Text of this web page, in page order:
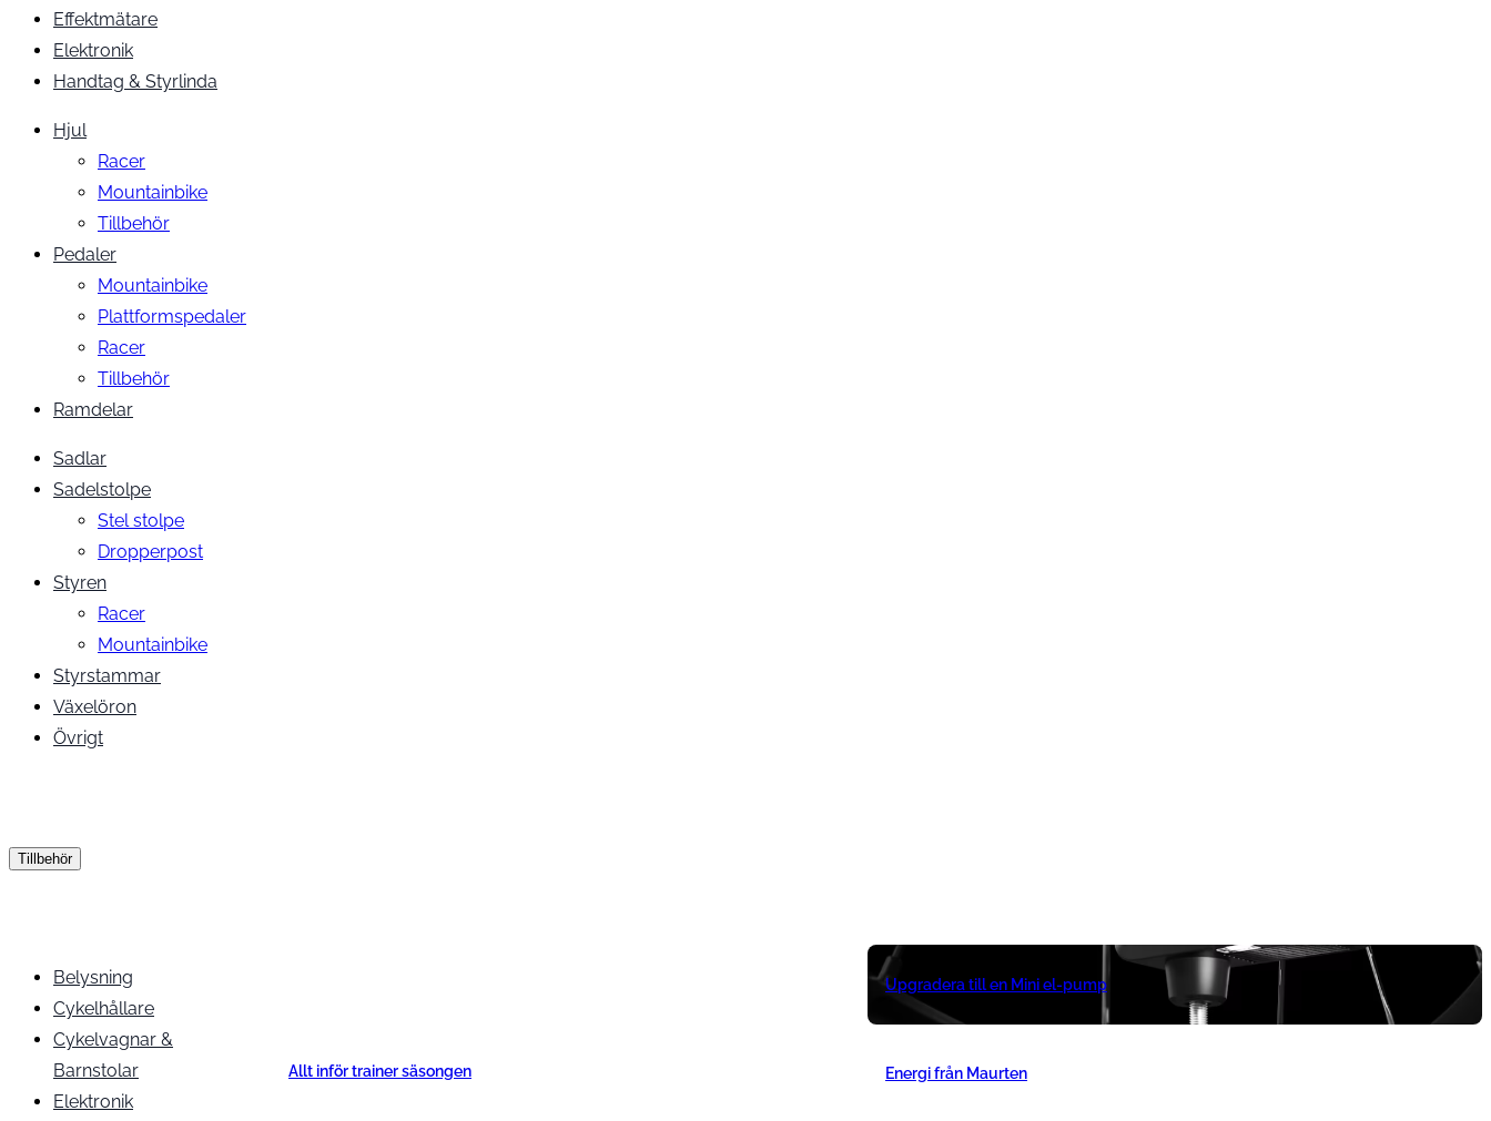
Effektmätare
Elektronik
Handtag & Styrlinda
Hjul
Racer
Mountainbike
Tillbehör
Pedaler
Mountainbike
Plattformspedaler
Racer
Tillbehör
Ramdelar
Sadlar
Sadelstolpe
Stel stolpe
Dropperpost
Styren
Racer
Mountainbike
Styrstammar
Växelöron
Övrigt
Tillbehör
Belysning
Cykelhållare
Cykelvagnar &
Barnstolar
Elektronik
Allt inför trainer säsongen
Upgradera till en Mini el-pump
Energi från Maurten